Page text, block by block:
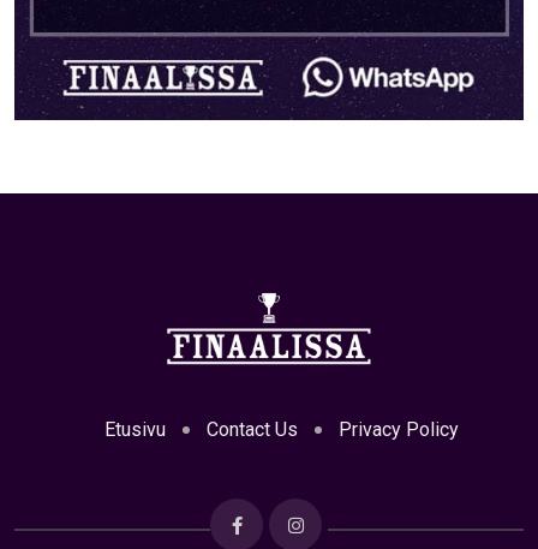
Etusivu Contact Us Privacy Policy